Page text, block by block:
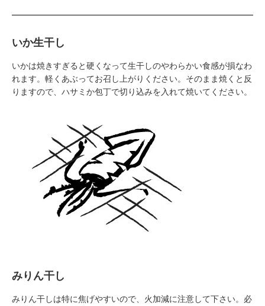
いか生干し
いかは焼きすぎると硬くなって生干しのやわらかい食感が損なわ
れます。軽くあぶってお召し上がりください。そのまま焼くと反
りますので、ハサミか包丁で切り込みを入れて焼いてください。
みりん干し
みりん干しは特に焦げやすいので、火加減に注意して下さい。必